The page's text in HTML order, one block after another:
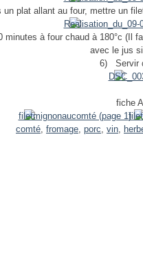
un plat allant au four, mettre un
minutes à four chaud à 180°c (Il
avec le jus
6)
Servir
fiche
comté, fromage, porc, vin,